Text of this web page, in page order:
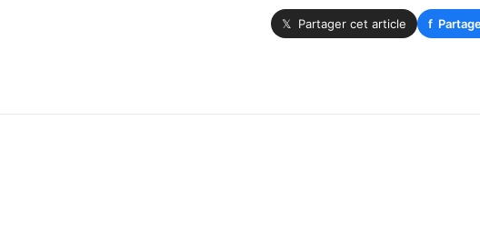
𝕏 Partager cet article f